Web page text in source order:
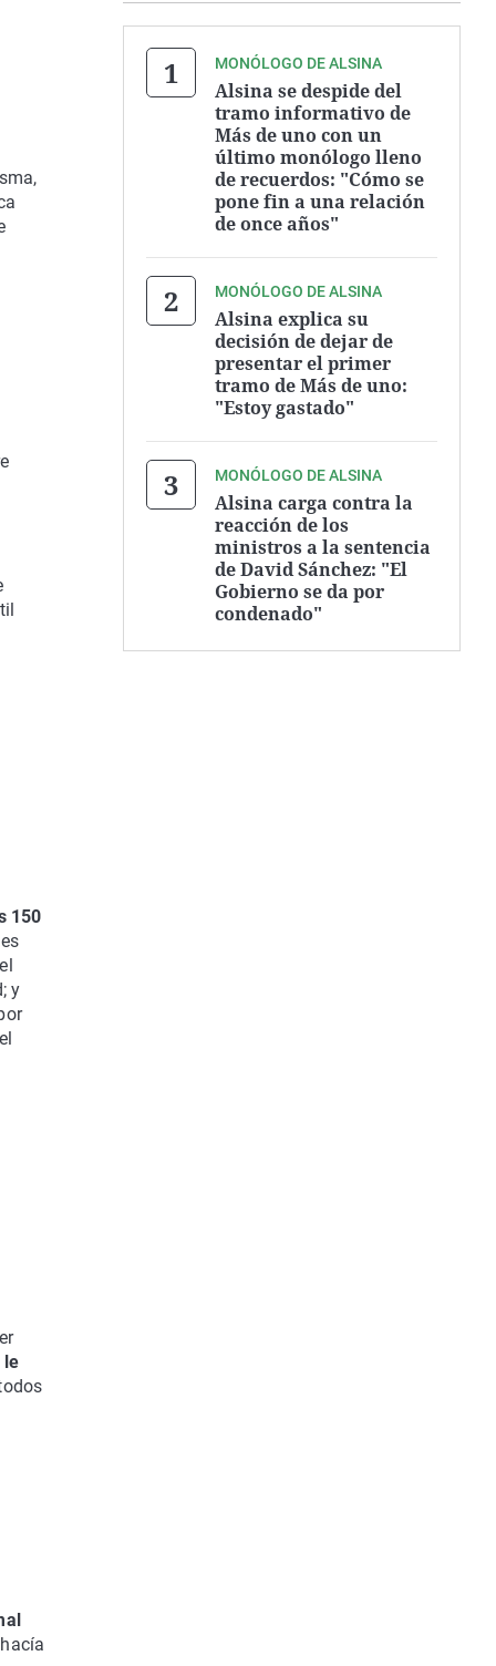
150
y
le
MONÓLOGO DE ALSINA
Alsina se despide del
tramo informativo de
Más de uno con un
último monólogo lleno
de recuerdos: "Cómo se
pone fin a una relación
de once años"
MONÓLOGO DE ALSINA
Alsina explica su
decisión de dejar de
presentar el primer
tramo de Más de uno:
"Estoy gastado"
MONÓLOGO DE ALSINA
Alsina carga contra la
reacción de los
ministros a la sentencia
de David Sánchez: "El
Gobierno se da por
condenado"